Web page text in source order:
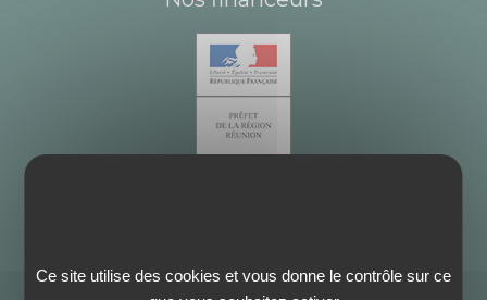
Ce site utilise des cookies et vous donne le contrôle sur ce